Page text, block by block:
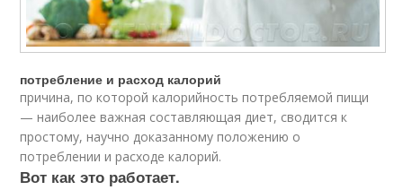
потребление и расход калорий
причина, по которой калорийность потребляемой пищи
— наиболее важная составляющая диет, сводится к
простому, научно доказанному положению о
потреблении и расходе калорий.
Вот как это работает.